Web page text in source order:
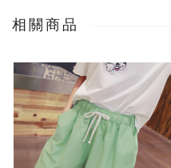
相關商品